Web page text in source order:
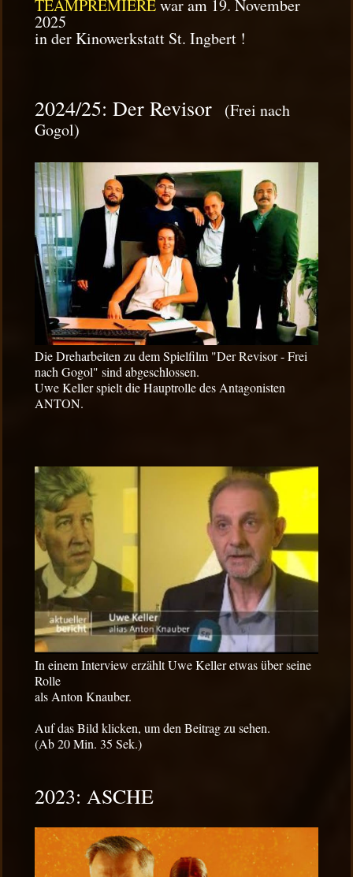
TEAMPREMIEREwar am 19. November
2025
in der Kinowerkstatt St. Ingbert !
2024/25: Der Revisor
(Frei nach
Gogol)
Die Dreharbeiten zu dem Spielfilm "Der Revisor -Frei
nach Gogol" sind abgeschlossen.
Uwe Keller spielt die Hauptrolle des Antagonisten
ANTON.
In einem Interview erzählt Uwe Keller etwas über seine
Rolle
als Anton Knauber.
Auf das Bild klicken, um den Beitrag zu sehen.
(Ab 20 Min. 35 Sek.)
2023: ASCHE